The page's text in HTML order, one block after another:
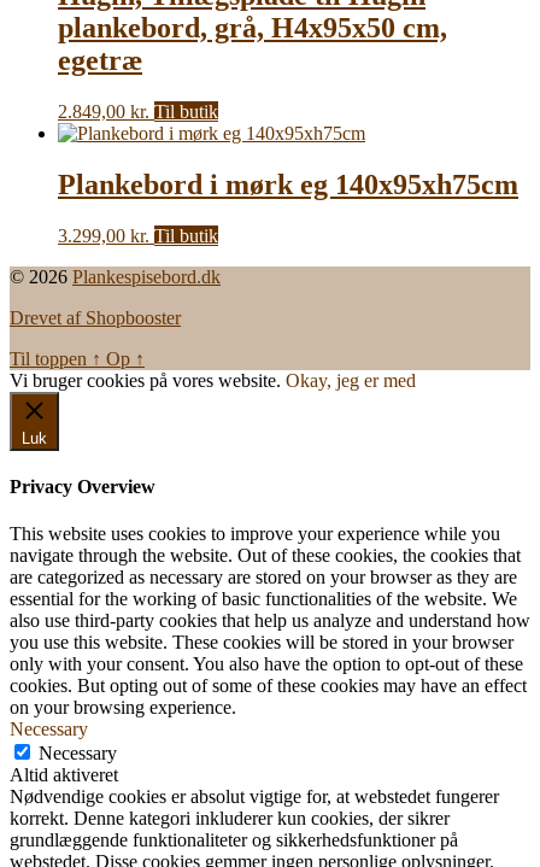
plankebord, grå, H4x95x50 cm,
egetræ
2.849,00 kr. Til butik
Plankebord i mørk eg 140x95xh75cm
3.299,00 kr. Til butik
© 2026 Plankespisebord.dk
Drevet af Shopbooster
Til toppen ↑ Op ↑
Vi bruger cookies på vores website. Okay, jeg er med
Luk
Privacy Overview
This website uses cookies to improve your experience while you
navigate through the website. Out of these cookies, the cookies that
are categorized as necessary are stored on your browser as they are
essential for the working of basic functionalities of the website. We
also use third-party cookies that help us analyze and understand how
you use this website. These cookies will be stored in your browser
only with your consent. You also have the option to opt-out of these
cookies. But opting out of some of these cookies may have an effect
on your browsing experience.
Necessary
Necessary
Altid aktiveret
Nødvendige cookies er absolut vigtige for, at webstedet fungerer
korrekt. Denne kategori inkluderer kun cookies, der sikrer
grundlæggende funktionaliteter og sikkerhedsfunktioner på
webstedet. Disse cookies gemmer ingen personlige oplysninger.